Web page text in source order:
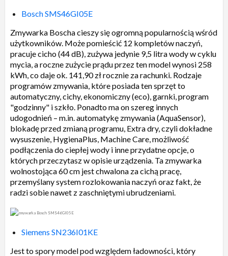
Bosch SMS46GI05E
Zmywarka Boscha cieszy się ogromną popularnością wśród
użytkowników. Może pomieścić 12 kompletów naczyń,
pracuje cicho (44 dB), zużywa jedynie 9,5 litra wody w cyklu
mycia, a roczne zużycie prądu przez ten model wynosi 258
kWh, co daje ok. 141,90 zł rocznie za rachunki. Rodzaje
programów zmywania, które posiada ten sprzęt to
automatyczny, cichy, ekonomiczny (eco), garnki, program
"godzinny" i szkło. Ponadto ma on szereg innych
udogodnień – m.in. automatykę zmywania (AquaSensor),
blokadę przed zmianą programu, Extra dry, czyli dokładne
wysuszenie, HygienaPlus, Machine Care, możliwość
podłączenia do ciepłej wody i inne przydatne opcje, o
których przeczytasz w opisie urządzenia. Ta zmywarka
wolnostojąca 60 cm jest chwalona za cichą pracę,
przemyślany system rozlokowania naczyń oraz fakt, że
radzi sobie nawet z zaschniętymi ubrudzeniami.
Siemens SN236I01KE
Jest to spory model pod względem ładowności, który